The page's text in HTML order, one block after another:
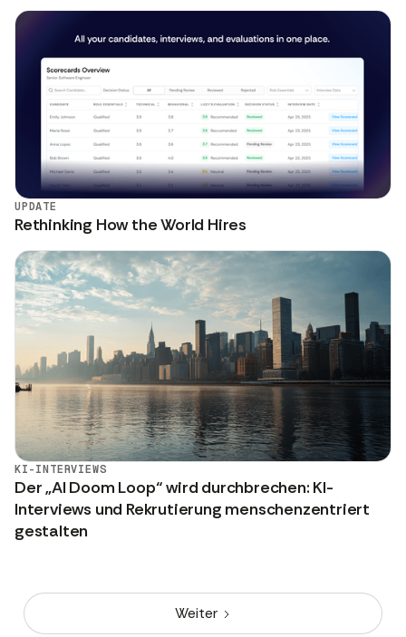
UPDATE
Rethinking How the World Hires
KI-INTERVIEWS
Der „AI Doom Loop“ wird durchbrechen: KI-
Interviews und Rekrutierung menschenzentriert
gestalten
Weiter